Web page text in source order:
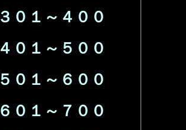
３０１～４００
４０１～５００
５０１～６００
６０１～７００